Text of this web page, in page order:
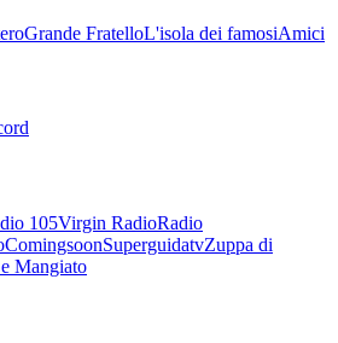
Grande FratelloL'isola dei famosiAmici
105Virgin RadioRadio
ComingsoonSuperguidatvZuppa di
Mangiato